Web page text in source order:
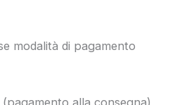
modalità di pagamento